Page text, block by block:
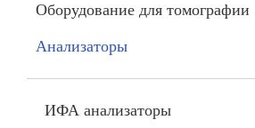
Оборудование для томографии
Анализаторы
ИФА анализаторы